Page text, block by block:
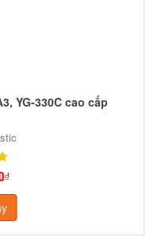
YG-330C cao cấp